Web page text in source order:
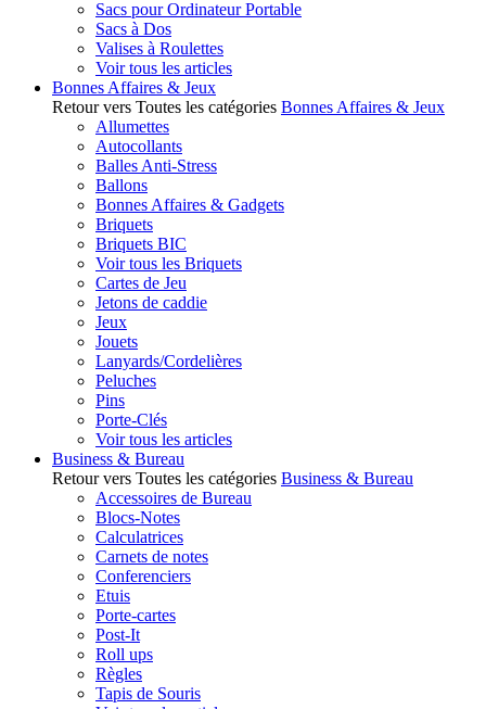
Sacs pour Ordinateur Portable
Sacs à Dos
Valises à Roulettes
Voir tous les articles
Bonnes Affaires & Jeux
Retour vers Toutes les catégories Bonnes Affaires & Jeux
Allumettes
Autocollants
Balles Anti-Stress
Ballons
Bonnes Affaires & Gadgets
Briquets
Briquets BIC
Voir tous les Briquets
Cartes de Jeu
Jetons de caddie
Jeux
Jouets
Lanyards/Cordelières
Peluches
Pins
Porte-Clés
Voir tous les articles
Business & Bureau
Retour vers Toutes les catégories Business & Bureau
Accessoires de Bureau
Blocs-Notes
Calculatrices
Carnets de notes
Conferenciers
Etuis
Porte-cartes
Post-It
Roll ups
Règles
Tapis de Souris